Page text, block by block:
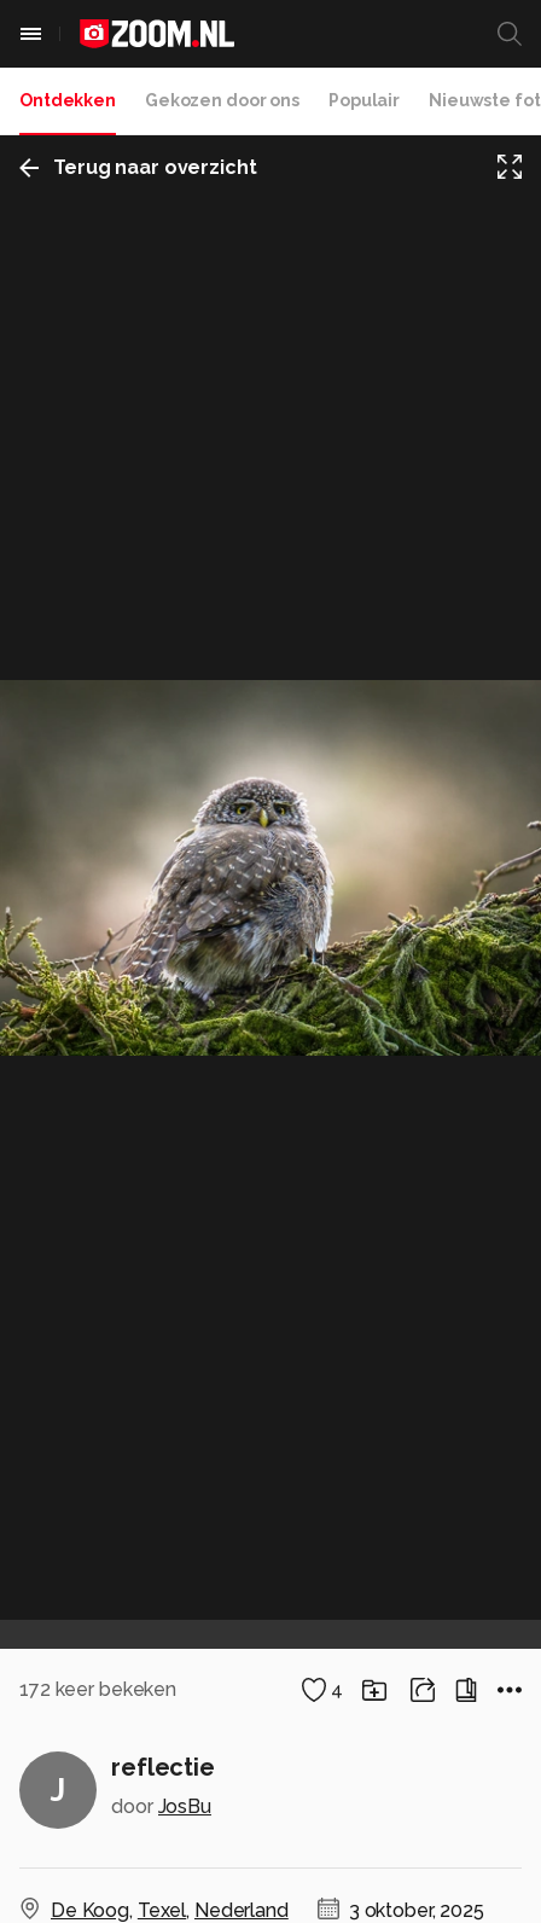
Ontdekken Gekozen door ons Populair Nieuwste
Terug naar overzicht
172 keer bekeken 4
J
reflectie
door JosBu
De Koog, Texel, Nederland 3 oktober, 2025